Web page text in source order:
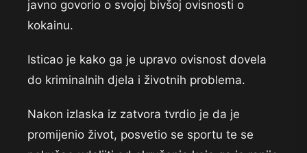
javno govorio o svojoj bivšoj ovisnosti o
kokainu.
Isticao je kako ga je upravo ovisnost dovela
do kriminalnih djela i životnih problema.
Nakon izlaska iz zatvora tvrdio je da je
promijenio život, posvetio se sportu te se